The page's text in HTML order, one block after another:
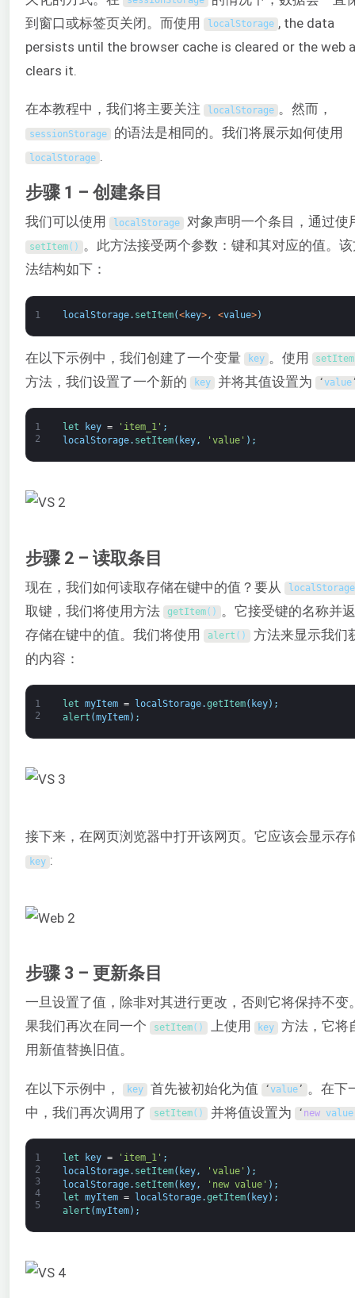
到窗口或标签页关闭。而使用
localStorage , the data
persists until the browser cache is cleared or the web
clears it.
在本教程中，我们将主要关注 localStorage 。然而，
sessionStorage 的语法是相同的。我们将展示如何使用
localStorage .
步骤 1 – 创建条目
我们可以使用 localStorage 对象声明一个条目，通过使
setItem( ) 。此方法接受两个参数：键和其对应的值。
法结构如下：
1 localStorage. setItem(<key>, <value>)
在以下示例中，我们创建了一个变量 key 。使用 setItem
方法，我们设置了一个新的 key 并将其值设置为 ‘value
1
2
let key = 'item_1' ;
localStorage. setItem( key, 'value' ) ;
步骤 2 – 读取条目
现在，我们如何读取存储在键中的值？要从 localStorage
取键，我们将使用方法 getItem( ) 。它接受键的名称并
存储在键中的值。我们将使用
alert ( ) 方法来显示我们
的内容：
1
2
let myItem = localStorage.getItem( key) ;
alert (myItem) ;
接下来，在网页浏览器中打开该网页。它应该会显示存
key :
步骤 3 – 更新条目
一旦设置了值，除非对其进行更改，否则它将保持不变
果我们再次在同一个
setItem( ) 上使用 key
方法，它将
用新值替换旧值。
在以下示例中， key 首先被初始化为值 ‘value ’
。在下
中，我们再次调用了
setItem( ) 并将值设置为 ‘ new value
1
2
3
4
5
let key = 'item_1' ;
localStorage. setItem( key, 'value' ) ;
localStorage. setItem( key, 'new value' ) ;
let myItem = localStorage.getItem( key) ;
alert (myItem) ;